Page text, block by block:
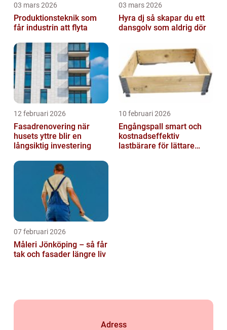
03 mars 2026
Produktionsteknik som
får industrin att flyta
03 mars 2026
Hyra dj så skapar du ett
dansgolv som aldrig dör
12 februari 2026
Fasadrenovering när
husets yttre blir en
långsiktig investering
10 februari 2026
Engångspall smart och
kostnadseffektiv
lastbärare för lättare
07 februari 2026
Måleri Jönköping – så får
tak och fasader längre liv
Adress